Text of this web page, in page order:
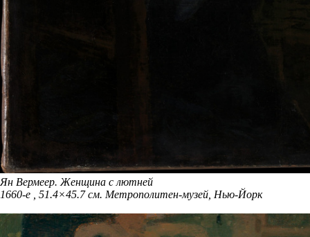
Ян Вермеер. Женщина с лютней
1660-е , 51.4×45.7 см. Метрополитен-музей, Нью-Йорк